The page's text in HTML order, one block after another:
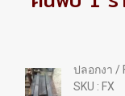
ปลอกงา /
SKU : FX